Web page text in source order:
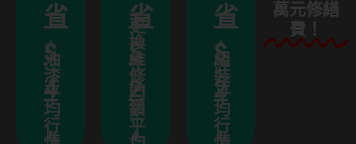
省
$
4
,
管
、
水
龍
頭
壞
油
漆
平
均
行
手
油
漆
從
零
開
省
$
2
,
水
、
馬
桶
堵
塞
更
換
維
修
門
鎖
平
省
$
2
,
座
、
開
關
、
各
式
組
裝
平
均
行
電
動
工
具
組
裝
萬元修繕
費！